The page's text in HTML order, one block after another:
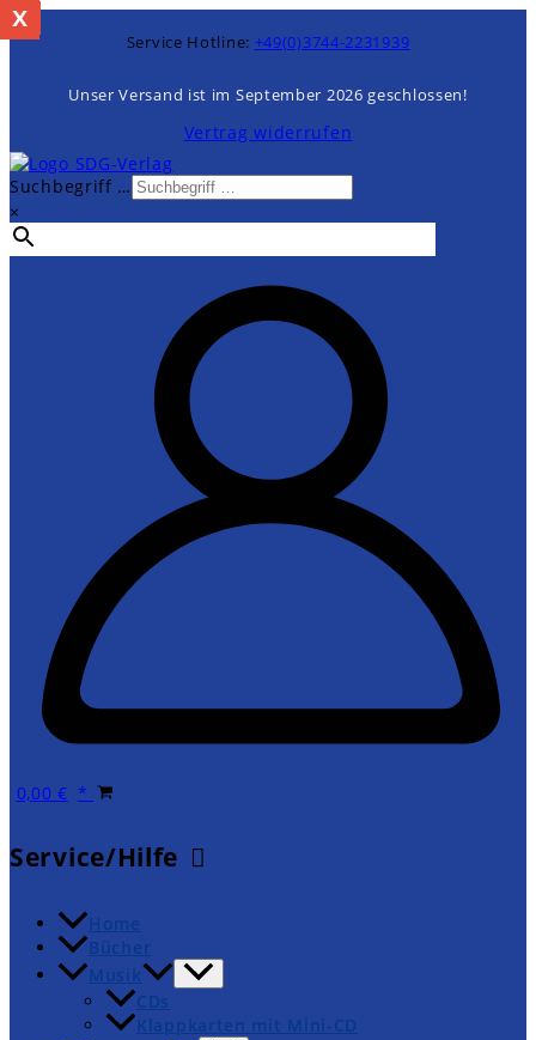
Zum
Inhalt
Service Hotline: +49(0)3744-2231939
Unser Versand ist im September 2026 geschlossen!
Vertrag widerrufen
Suchbegriff …
×
0,00€
Service/Hilfe
Home
Bücher
Musik
CDs
Klappkarten mit Mini-CD
%
x